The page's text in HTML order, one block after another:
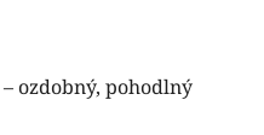
– ozdobný, pohodlný